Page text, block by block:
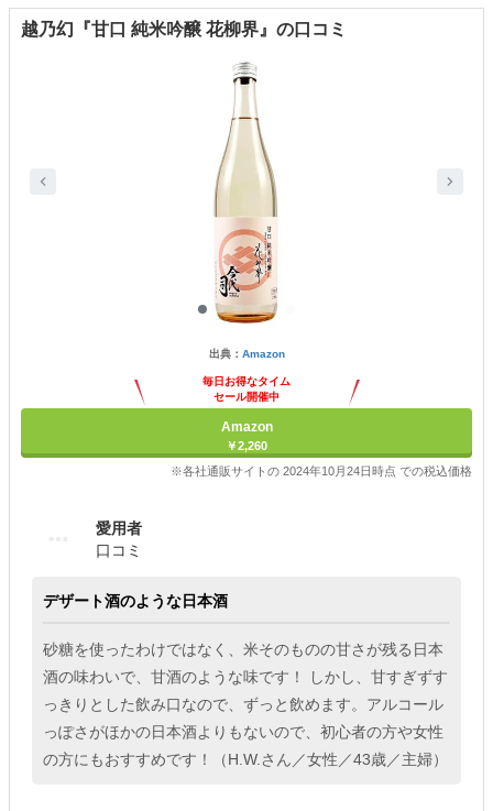
越乃幻『甘口 純米吟醸 花柳界』の口コミ
出典： Amazon
毎日お得なタイム
セール開催中
Amazon
￥2,260
※各社通販サイトの 2024年10月24日時点 での税込価格
愛用者
口コミ
デザート酒のような日本酒
砂糖を使ったわけではなく、米そのものの甘さが残る日本
酒の味わいで、甘酒のような味です！ しかし、甘すぎずす
っきりとした飲み口なので、ずっと飲めます。アルコール
っぽさがほかの日本酒よりもないので、初心者の方や女性
の方にもおすすめです！（H.W.さん／女性／43歳／主婦）